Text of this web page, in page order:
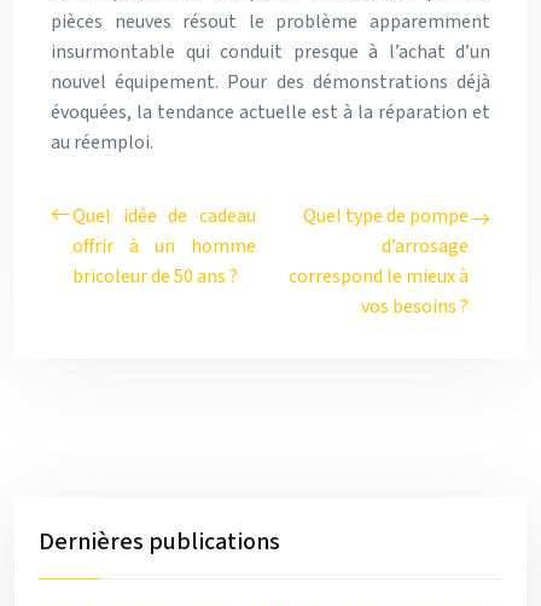
pièces neuves résout le problème apparemment
insurmontable qui conduit presque à l’achat d’un
nouvel équipement. Pour des démonstrations déjà
évoquées, la tendance actuelle est à la réparation et
au réemploi.
Quel idée de cadeau
offrir à un homme
bricoleur de 50 ans ?
Quel type de pompe
d’arrosage
correspond le mieux à
vos besoins ?
Dernières publications